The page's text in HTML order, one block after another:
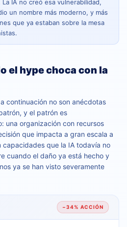
IA no creó esa vulnerabilidad,
un nombre más moderno, y más
que ya estaban sobre la mesa
el hype choca con la
continuación no son anécdotas
y el patrón es
una organización con recursos
que impacta a gran escala a
capacidades que la IA todavía no
cuando el daño ya está hecho y
ya se han visto severamente
−34% ACCIÓN